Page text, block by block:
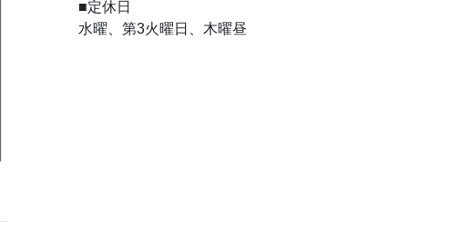
■定休日
水曜、第3火曜日、木曜昼